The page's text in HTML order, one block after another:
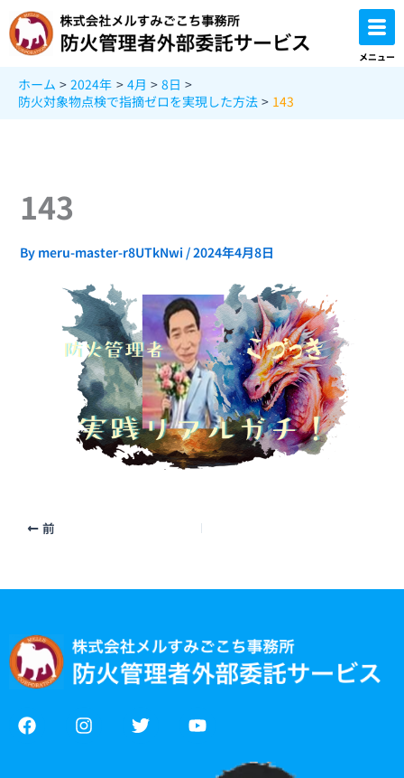
容
を
メニュー
ホーム 2024年 4月
8日
防火対象物点検で指摘ゼロを実現した方法
143
143
By meru-master-r8UTkNwi /2024年4月8日
前
F
a
I
n
T
w
Y
o